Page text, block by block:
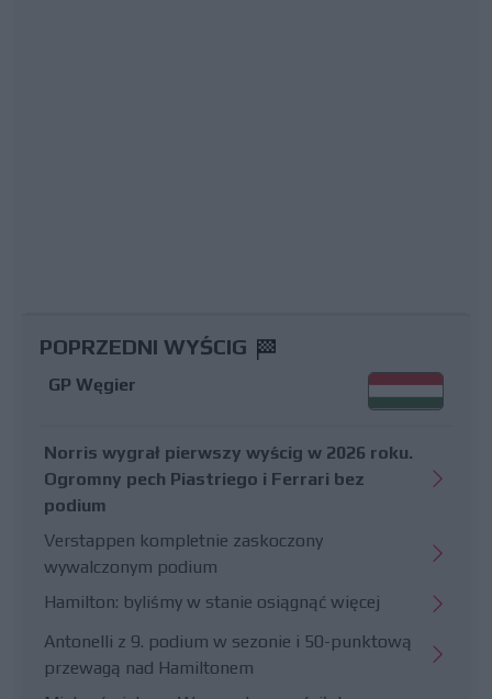
POPRZEDNI WYŚCIG
GP Węgier
Norris wygrał pierwszy wyścig w 2026 roku.
Ogromny pech Piastriego i Ferrari bez
podium
Verstappen kompletnie zaskoczony
wywalczonym podium
Hamilton: byliśmy w stanie osiągnąć więcej
Antonelli z 9. podium w sezonie i 50-punktową
przewagą nad Hamiltonem